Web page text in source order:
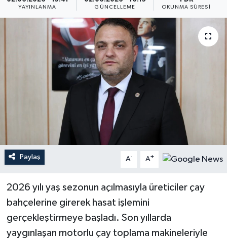
YAYINLANMA GÜNCELLEME OKUNMA SÜRESI
Paylaş A- A+
2026 yılı yaş sezonun açılmasıyla üreticiler çay
bahçelerine girerek hasat işlemini
gerçekleştirmeye başladı. Son yıllarda
yaygınlaşan motorlu çay toplama makineleriyle